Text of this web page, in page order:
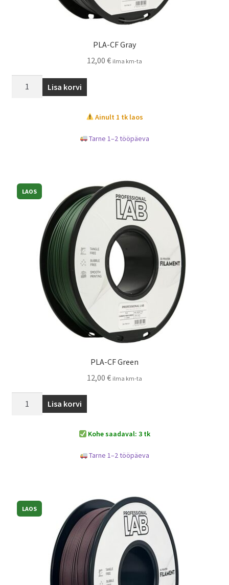
PLA-CF Gray
12,00 € ilma km-ta
Lisa korvi
Ainult 1 tk laos
Tarne 1–2 tööpäeva
LAOS
PLA-CF Green
12,00 € ilma km-ta
Lisa korvi
Kohe saadaval: 3 tk
Tarne 1–2 tööpäeva
LAOS